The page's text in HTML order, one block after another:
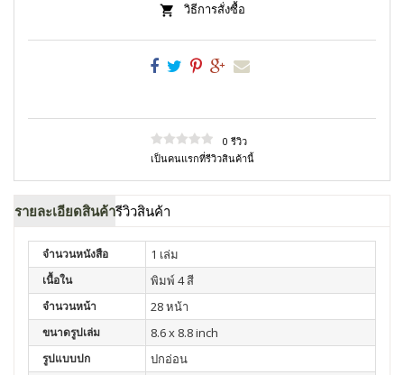
วิธีการสั่งซื้อ
0 รีวิว
เป็นคนแรกที่รีวิวสินค้านี้
รายละเอียดสินค้ารีวิวสินค้า
จำนวนหนังสือ 1 เล่ม
เนื้อใน พิมพ์ 4 สี
จำนวนหน้า 28 หน้า
ขนาดรูปเล่ม 8.6 x 8.8 inch
รูปแบบปก ปกอ่อน